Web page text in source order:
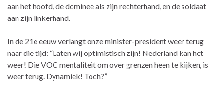
aan het hoofd, de dominee als zijn rechterhand, en de soldaat
aan zijn linkerhand.
In de 21e eeuw verlangt onze minister-president weer terug
naar die tijd: “Laten wij optimistisch zijn! Nederland kan het
weer! Die VOC mentaliteit om over grenzen heen te kijken, is
weer terug. Dynamiek! Toch?”